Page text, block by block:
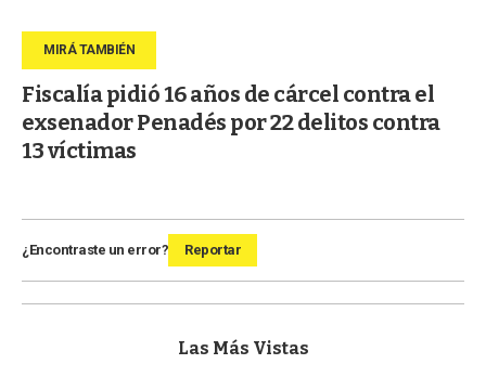
Fiscalía pidió 16 años de cárcel contra el
exsenador Penadés por 22 delitos contra
13 víctimas
¿Encontraste un error? Reportar
Las Más Vistas